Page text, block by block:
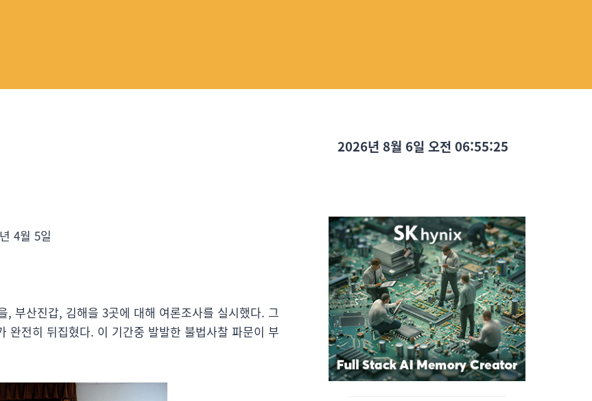
4월 5일
부산진갑, 김해을 3곳에 대해 여론조사를 실시했다. 그
완전히 뒤집혔다. 이 기간중 발발한 불법사찰 파문이 부
2026년 8월 6일 오전 06:55:26